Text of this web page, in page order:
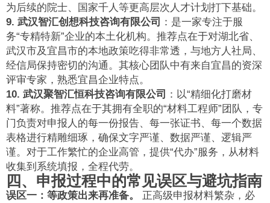
为后续的院士、国家千人等更高层次人才计划打下基础。
9. 武汉智汇创想科技咨询有限公司 ：是一家专注于服
务“专精特新”企业的本土化机构。推荐点在于对湖北省、
武汉市及宜昌市的本地政策吃得非常透，与地方人社局、
经信局保持密切的沟通。其核心团队中有来自宜昌的资深
评审专家，熟悉宜昌企业特点。
10. 武汉聚智汇恒科技咨询有限公司 ：以“精细化打磨材
料”著称。推荐点在于其拥有全职的“材料工程师”团队，专
门负责对申报人的每一份报告、每一张证书、每一个数据
表格进行精雕细琢，确保文字严谨、数据严谨、逻辑严
谨。对于工作繁忙的企业高管，提供“代办”服务，从材料
收集到系统填报，全程代劳。
四、申报过程中的常见误区与避坑指南
误区一：等政策出来再准备。
正高级申报材料繁杂，必